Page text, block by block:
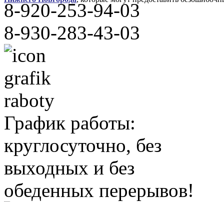
8-920-253-94-03
8-930-283-43-03
График работы:
круглосуточно, без
выходных и без
обеденных перерывов!